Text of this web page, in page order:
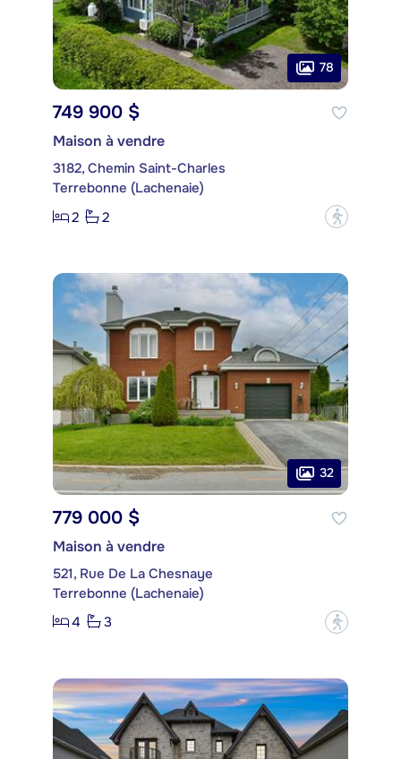
78
749 900 $
Maison à vendre
3182, Chemin Saint-Charles
Terrebonne (Lachenaie)
2
2 ?
32
779 000 $
Maison à vendre
521, Rue De La Chesnaye
Terrebonne (Lachenaie)
4
3 ?